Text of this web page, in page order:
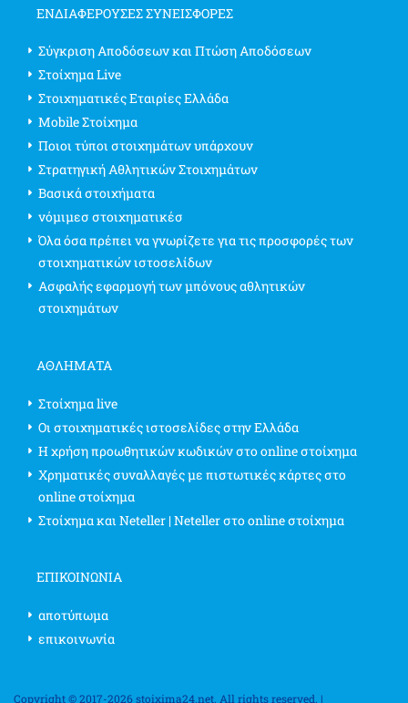
ΕΝΔΙΑΦΈΡΟΥΣΕΣ ΣΥΝΕΙΣΦΟΡΈΣ
Σύγκριση Αποδόσεων και Πτώση Αποδόσεων
Στοίχημα Live
Στοιχηματικές Εταιρίες Ελλάδα
Mobile Στοίχημα
Ποιοι τύποι στοιχημάτων υπάρχουν
Στρατηγική Αθλητικών Στοιχημάτων
Βασικά στοιχήματα
νόμιμεσ στοιχηματικέσ
Όλα όσα πρέπει να γνωρίζετε για τις προσφορές των
στοιχηματικών ιστοσελίδων
Ασφαλής εφαρμογή των μπόνους αθλητικών
στοιχημάτων
ΑΘΛΗΜΑΤΑ
Στοίχημα live
Οι στοιχηματικές ιστοσελίδες στην Ελλάδα
Η χρήση προωθητικών κωδικών στο online στοίχημα
Χρηματικές συναλλαγές με πιστωτικές κάρτες στο
online στοίχημα
Στοίχημα και Neteller | Neteller στο online στοίχημα
ΕΠΙΚΟΙΝΩΝΊΑ
αποτύπωμα
επικοινωνία
Copyright © 2017-2026 stoixima24.net. All rights reserved. |